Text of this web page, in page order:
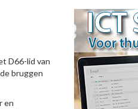
D66-lid van
bruggen
en